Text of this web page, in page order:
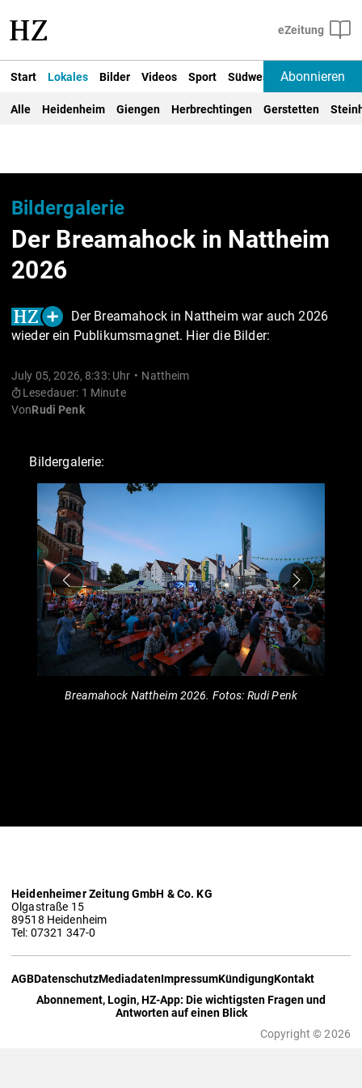
Start Lokales Bilder Videos Sport Südwest Deutschland
Abonnieren
Alle Heidenheim Giengen Herbrechtingen Gerstetten
Bildergalerie
Der Breamahock in Nattheim
2026
Der Breamahock in Nattheim war auch 2026
wieder ein Publikumsmagnet. Hier die Bilder:
July 05, 2026, 8:33: Uhr
Nattheim
Lesedauer: 1 Minute
VonRudi Penk
Bildergalerie:
Breamahock Nattheim 2026. Fotos: Rudi Penk
Heidenheimer Zeitung GmbH & Co. KG
Olgastraße 15
89518 Heidenheim
Tel: 07321 347-0
AGBDatenschutzMediadatenImpressumKündigungKontakt
Abonnement, Login, HZ-App: Die wichtigsten Fragen und
Antworten auf einen Blick
Copyright © 2026